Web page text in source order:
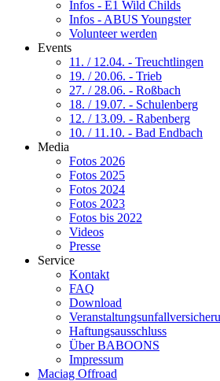
Infos - E1 Wild Childs
Infos - ABUS Youngster
Volunteer werden
Events
11. / 12.04. - Treuchtlingen
19. / 20.06. - Trieb
27. / 28.06. - Roßbach
18. / 19.07. - Schulenberg
12. / 13.09. - Rabenberg
10. / 11.10. - Bad Endbach
Media
Fotos 2026
Fotos 2025
Fotos 2024
Fotos 2023
Fotos bis 2022
Videos
Presse
Service
Kontakt
FAQ
Download
Haftungsausschluss
Über BABOONS
Impressum
Maciag Offroad